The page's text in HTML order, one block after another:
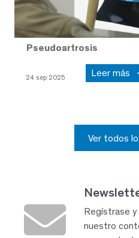
Pseudoartrosis
24 sep 2025 Leer más
Ver todos
Regístrase y
nuestro